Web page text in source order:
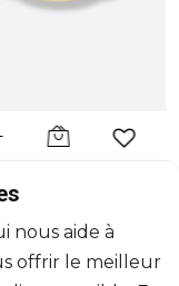
nous aide à
offrir le meilleur